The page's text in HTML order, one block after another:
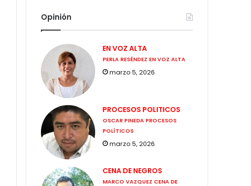
Opinión
EN VOZ ALTA
PERLA RESÉNDEZ EN VOZ ALTA
marzo 5, 2026
PROCESOS POLITICOS
OSCAR PINEDA PROCESOS
POLÍTICOS
marzo 5, 2026
CENA DE NEGROS
MARCO VAZQUEZ CENA DE